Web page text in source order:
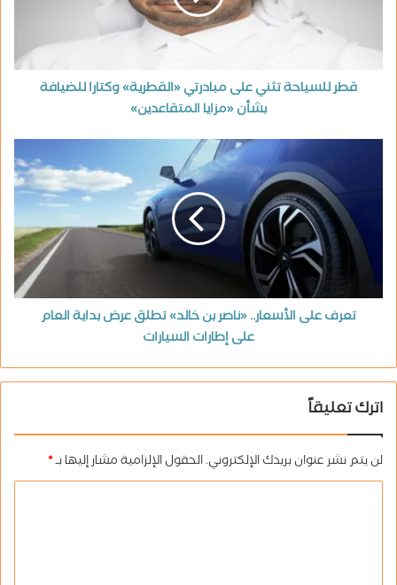
قطر للسياحة تثني على مبادرتي «القطرية» وكتارا للضيافة
بشأن «مزايا المتقاعدين»
تعرف على الأسعار.. «ناصر بن خالد» تطلق عرض بداية العام
على إطارات السيارات
اترك تعليقاً
لن يتم نشر عنوان بريدك الإلكتروني.الحقول الإلزامية مشار إليها بـ*